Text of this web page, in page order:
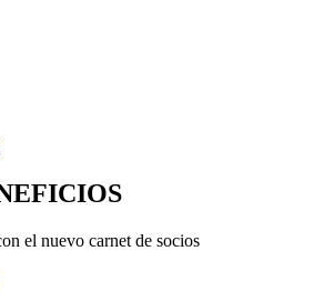
el nuevo carnet de socios